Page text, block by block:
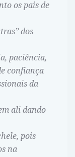
os pais de
dos
paciência,
confiança
da
ali dando
pois
na